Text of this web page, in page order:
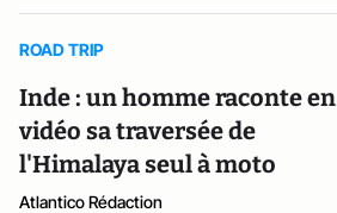
ROAD TRIP
Inde : un homme raconte en
vidéo sa traversée de
l'Himalaya seul à moto
Atlantico Rédaction